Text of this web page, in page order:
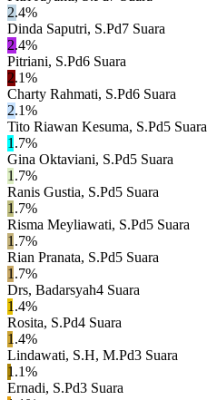
2.4%
Dinda Saputri, S.Pd7 Suara
2.4%
Pitriani, S.Pd6 Suara
2.1%
Charty Rahmati, S.Pd6 Suara
2.1%
Tito Riawan Kesuma, S.Pd5 Suara
1.7%
Gina Oktaviani, S.Pd5 Suara
1.7%
Ranis Gustia, S.Pd5 Suara
1.7%
Risma Meyliawati, S.Pd5 Suara
1.7%
Rian Pranata, S.Pd5 Suara
1.7%
Drs, Badarsyah4 Suara
1.4%
Rosita, S.Pd4 Suara
1.4%
Lindawati, S.H, M.Pd3 Suara
1.1%
Ernadi, S.Pd3 Suara